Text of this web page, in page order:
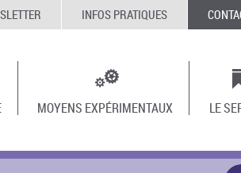
INFOS PRATIQUES
MOYENS EXPÉRIMENTAUX LE